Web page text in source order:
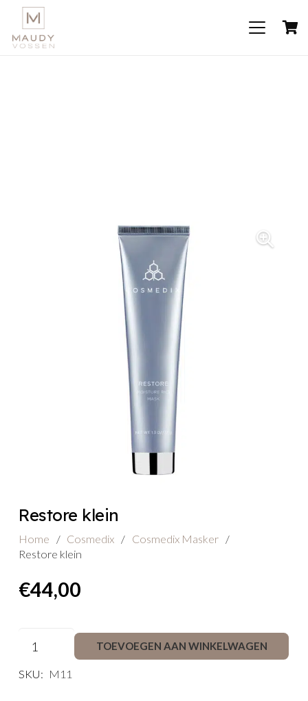
Restore klein
Home / Cosmedix / Cosmedix Masker /
Restore klein
€44,00
klein
TOEVOEGEN AAN WINKELWAGEN
SKU: M11